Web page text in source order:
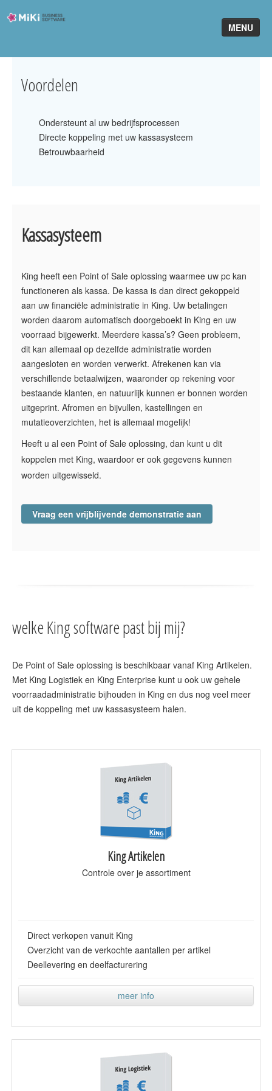
MENU
Software
MiKi2King
Software Online
Klant worden
Voordelen
Ondersteunt al uw bedrijfsprocessen
Directe koppeling met uw kassasysteem
Betrouwbaarheid
Kassasysteem
King heeft een Point of Sale oplossing waarmee uw pc kan
functioneren als kassa. De kassa is dan direct gekoppeld
aan uw financiële administratie in King. Uw betalingen
worden daarom automatisch doorgeboekt in King en uw
voorraad bijgewerkt. Meerdere kassa’s? Geen probleem,
dit kan allemaal op dezelfde administratie worden
aangesloten en worden verwerkt. Afrekenen kan via
verschillende betaalwijzen, waaronder op rekening voor
bestaande klanten, en natuurlijk kunnen er bonnen worden
uitgeprint. Afromen en bijvullen, kastellingen en
mutatieoverzichten, het is allemaal mogelijk!
Heeft u al een Point of Sale oplossing, dan kunt u dit
koppelen met King, waardoor er ook gegevens kunnen
worden uitgewisseld.
Vraag een vrijblijvende demonstratie aan
welke King software past bij mij?
De Point of Sale oplossing is beschikbaar vanaf King Artikelen.
Met King Logistiek en King Enterprise kunt u ook uw gehele
voorraadadministratie bijhouden in King en dus nog veel meer
uit de koppeling met uw kassasysteem halen.
King Artikelen
Controle over je assortiment
Direct verkopen vanuit King
Overzicht van de verkochte aantallen per artikel
Deellevering en deelfacturering
meer info